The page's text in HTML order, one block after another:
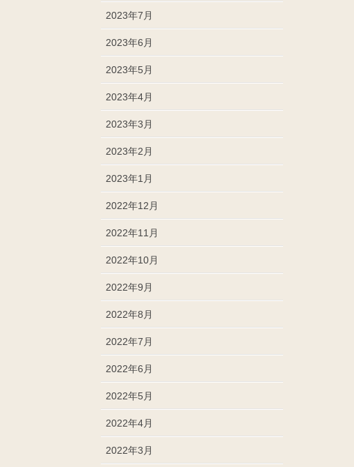
2023年7月
2023年6月
2023年5月
2023年4月
2023年3月
2023年2月
2023年1月
2022年12月
2022年11月
2022年10月
2022年9月
2022年8月
2022年7月
2022年6月
2022年5月
2022年4月
2022年3月